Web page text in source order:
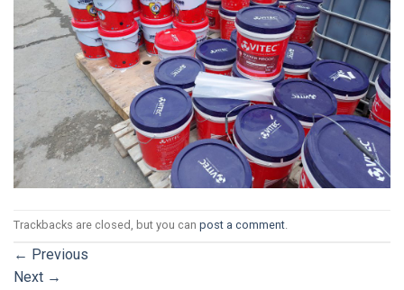
Trackbacks are closed, but you can post a comment.
← Previous
Next →